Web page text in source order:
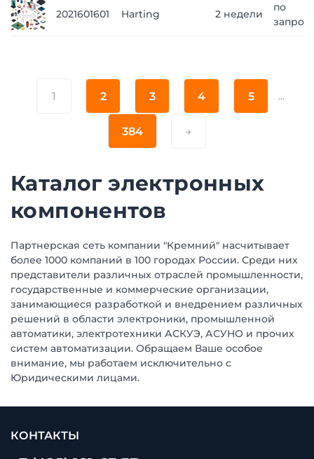
2021601601 Harting 2 недели
по
1 2 3 4 5 ...
384 →
Каталог электронных
компонентов
Партнерская сеть компании "Кремний" насчитывает
более 1000 компаний в 100 городах России. Среди них
представители различных отраслей промышленности,
государственные и коммерческие организации,
занимающиеся разработкой и внедрением различных
решений в области электроники, промышленной
автоматики, электротехники АСКУЭ, АСУНО и прочих
систем автоматизации. Обращаем Ваше особое
внимание, мы работаем исключительно с
Юридическими лицами.
КОНТАКТЫ